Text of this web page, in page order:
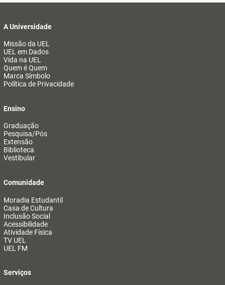
A Universidade
Missão da UEL
UEL em Dados
Vida na UEL
Quem é Quem
Marca Símbolo
Política de Privacidade
Ensino
Graduação
Pesquisa/Pós
Extensão
Biblioteca
Vestibular
Comunidade
Moradia Estudantil
Casa de Cultura
Inclusão Social
Acessibilidade
Atividade Física
TV UEL
UEL FM
Serviços